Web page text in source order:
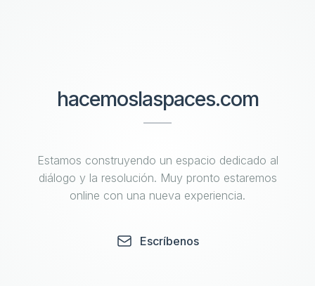
hacemoslaspaces.com
Estamos construyendo un espacio dedicado al
diálogo y la resolución. Muy pronto estaremos
online con una nueva experiencia.
Escríbenos